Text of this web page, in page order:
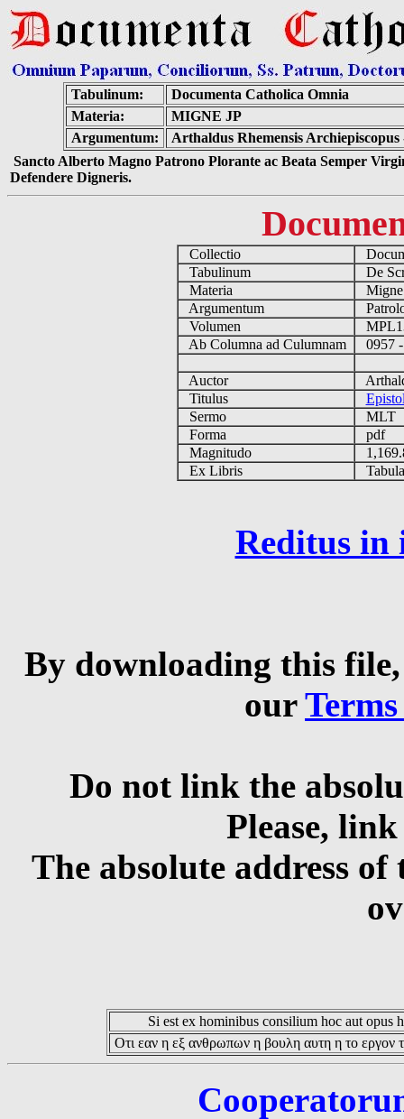
Tabulinum:
Documenta Catholica Omnia
Materia:
MIGNE JP
Argumentum:
Arthaldus Rhemensis
Sancto Alberto Magno Patrono Plorante ac Beata Semper
Defendere Digneris.
Collectio
Tabulinum
De
Materia
Argumentum
Volumen
Ab Columna ad Culumnam
0957
Auctor
Titulus
Sermo
MLT
Forma
pdf
Magnitudo
Ex Libris
Reditus in
By downloading this
our
Do not link the
Please,
The absolute address
Si est ex hominibus consilium hoc aut opus
Οτι εαν η εξ ανθρωπων η βουλη αυτη η το εργον